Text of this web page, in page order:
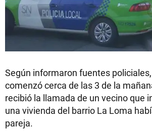
Según informaron fuentes
comenzó cerca de las 3 de la
recibió la llamada de un vecino que
una vivienda del barrio La Loma
pareja.